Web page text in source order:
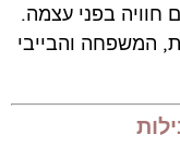
בפני עצמה.
המשפחה והבייבי